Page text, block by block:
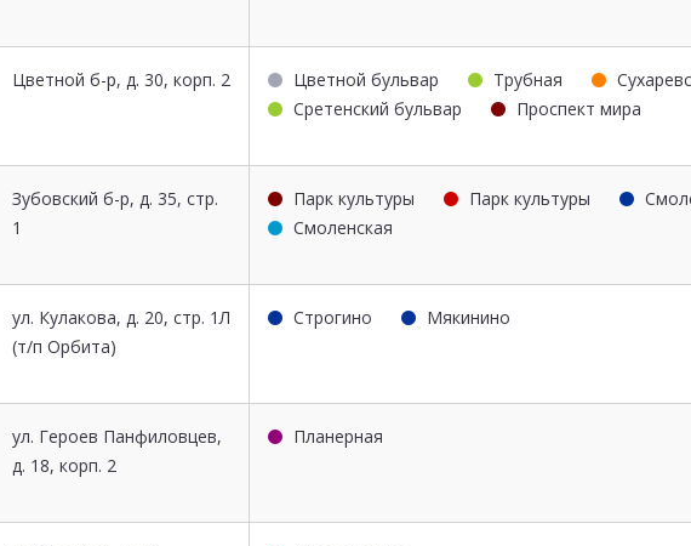
Цветной б-р, д. 30, корп. 2 Цветной бульвар Трубная
Сретенский бульвар
Проспект мира
Зубовский б-р, д. 35, стр.
1
Парк культуры Парк культуры
Смоленская
ул. Кулакова, д. 20, стр. 1Л
(т/п Орбита)
Строгино Мякинино
ул. Героев Панфиловцев,
д. 18, корп. 2
Планерная